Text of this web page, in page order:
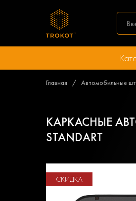
Главная Автомобильные
КАРКАСНЫЕ
STANDART
СКИДКА